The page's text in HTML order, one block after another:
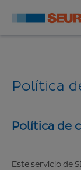
Política
Política de
Este servicio de